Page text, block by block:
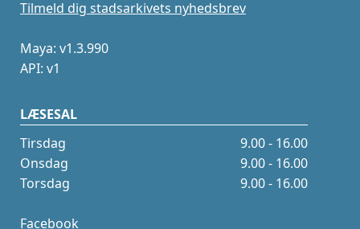
Tilmeld dig stadsarkivets nyhedsbrev
Maya: v1.3.990
API: v1
LÆSESAL
Tirsdag
9.00 - 16.00
Onsdag
9.00 - 16.00
Torsdag
9.00 - 16.00
Facebook